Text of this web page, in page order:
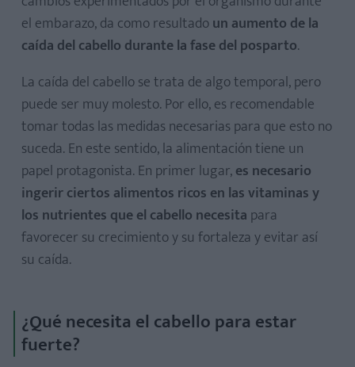
el embarazo, da como resultadoun aumento de la
caída del cabello durante la fase del posparto.
La caída del cabello se trata de algo temporal, pero
puede ser muy molesto. Por ello, es recomendable
tomar todas las medidas necesarias para que esto no
suceda. En este sentido, la alimentación tiene un
papel protagonista. En primer lugar,es necesario
ingerir ciertos alimentos ricos en las vitaminas y
los nutrientes que el cabello necesita para
favorecer su crecimiento y su fortaleza y evitar así
su caída.
¿Qué necesita el cabello para estar
fuerte?